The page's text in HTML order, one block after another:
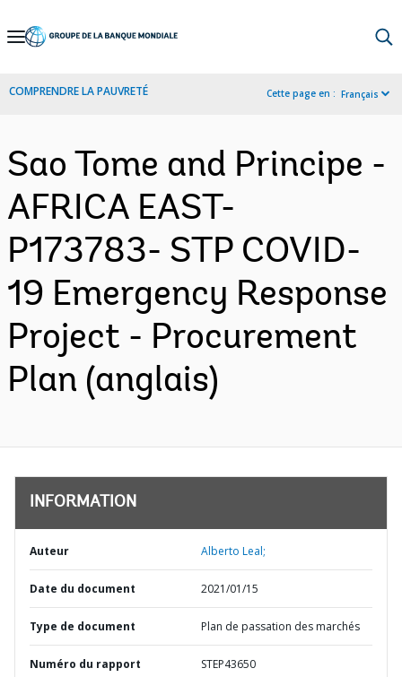
Skip
Navigation
COMPRENDRE LA PAUVRETÉ Cette page en : Français
Sao Tome and Principe -
AFRICA EAST-
P173783- STP COVID-
19 Emergency Response
Project - Procurement
Plan (anglais)
INFORMATION
Auteur Alberto Leal;
Date du document 2021/01/15
Type de document Plan de passation des marchés
Numéro du rapport STEP43650